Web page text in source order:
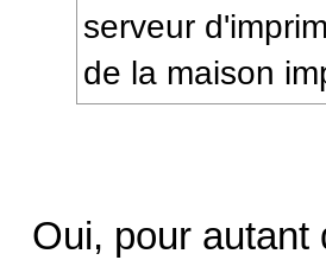
serveur
de la maison
Oui, pour autant